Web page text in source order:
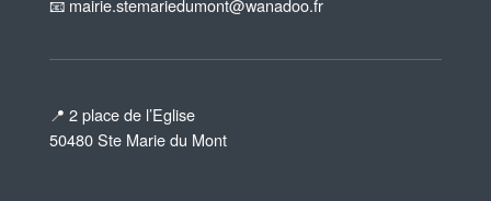
📧 mairie.stemariedumont@wanadoo.fr
📍 2 place de l’Eglise
50480 Ste Marie du Mont